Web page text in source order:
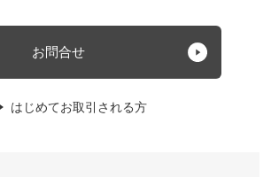
お問合せ
はじめてお取引される方